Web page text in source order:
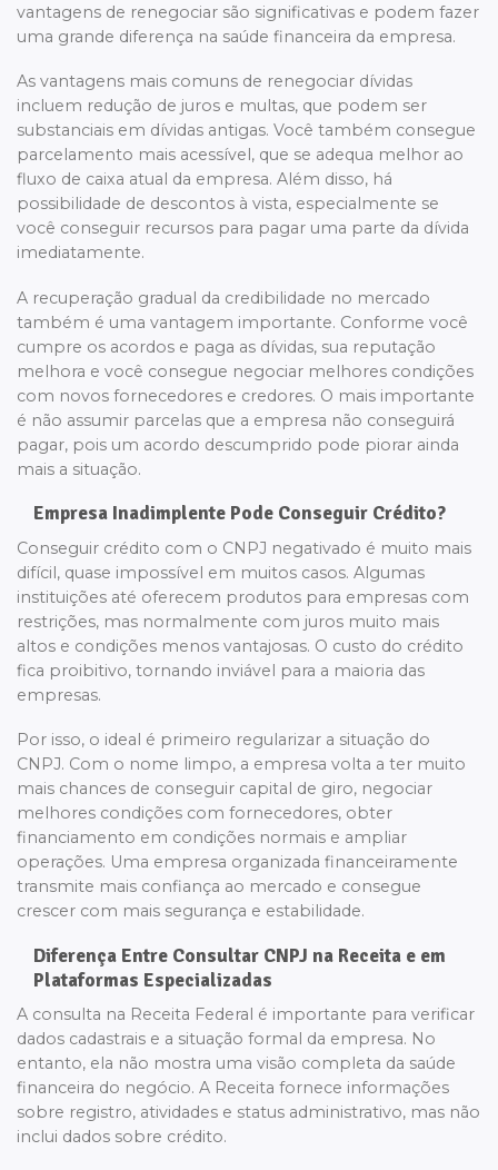
vantagens de renegociar são significativas e podem fazer
uma grande diferença na saúde financeira da empresa.
As vantagens mais comuns de renegociar dívidas
incluem redução de juros e multas, que podem ser
substanciais em dívidas antigas. Você também consegue
parcelamento mais acessível, que se adequa melhor ao
fluxo de caixa atual da empresa. Além disso, há
possibilidade de descontos à vista, especialmente se
você conseguir recursos para pagar uma parte da dívida
imediatamente.
A recuperação gradual da credibilidade no mercado
também é uma vantagem importante. Conforme você
cumpre os acordos e paga as dívidas, sua reputação
melhora e você consegue negociar melhores condições
com novos fornecedores e credores. O mais importante
é não assumir parcelas que a empresa não conseguirá
pagar, pois um acordo descumprido pode piorar ainda
mais a situação.
Empresa Inadimplente Pode Conseguir Crédito?
Conseguir crédito com o CNPJ negativado é muito mais
difícil, quase impossível em muitos casos. Algumas
instituições até oferecem produtos para empresas com
restrições, mas normalmente com juros muito mais
altos e condições menos vantajosas. O custo do crédito
fica proibitivo, tornando inviável para a maioria das
empresas.
Por isso, o ideal é primeiro regularizar a situação do
CNPJ. Com o nome limpo, a empresa volta a ter muito
mais chances de conseguir capital de giro, negociar
melhores condições com fornecedores, obter
financiamento em condições normais e ampliar
operações. Uma empresa organizada financeiramente
transmite mais confiança ao mercado e consegue
crescer com mais segurança e estabilidade.
Diferença Entre Consultar CNPJ na Receita e em
Plataformas Especializadas
A consulta na Receita Federal é importante para verificar
dados cadastrais e a situação formal da empresa. No
entanto, ela não mostra uma visão completa da saúde
financeira do negócio. A Receita fornece informações
sobre registro, atividades e status administrativo, mas não
inclui dados sobre crédito.